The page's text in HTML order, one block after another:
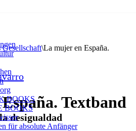
BOOKS
BOOKS
für absolute Anfänger
Gesellschaft\La mujer en España.
Textband
desigualdad